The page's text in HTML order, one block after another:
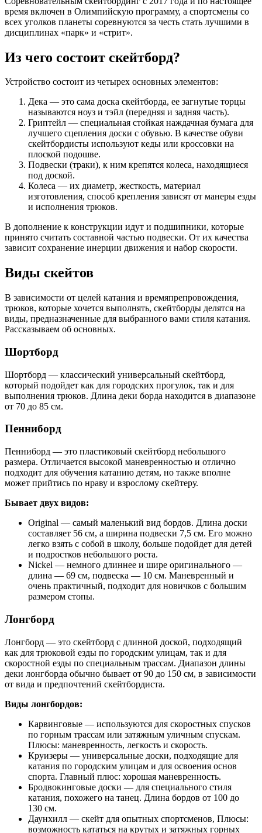
время включен в Олимпийскую программу, а спортсмены со
всех уголков планеты соревнуются за честь стать лучшими в
дисциплинах «парк» и «стрит».
Из чего состоит скейтборд?
Устройство состоит из четырех основных элементов:
Дека — это сама доска скейтборда, ее загнутые торцы
называются ноуз и тэйл (передняя и задняя часть).
Гриптейл — специальная стойкая наждачная бумага для
лучшего сцепления доски с обувью. В качестве обуви
скейтбордисты используют кеды или кроссовки на
плоской подошве.
Подвески (траки), к ним крепятся колеса, находящиеся
под доской.
Колеса — их диаметр, жесткость, материал
изготовления, способ крепления зависят от манеры езды
и исполнения трюков.
В дополнение к конструкции идут и подшипники, которые
принято считать составной частью подвески. От их качества
зависит сохранение инерции движения и набор скорости.
Виды скейтов
В зависимости от целей катания и времяпрепровождения,
трюков, которые хочется выполнять, скейтборды делятся на
виды, предназначенные для выбранного вами стиля катания.
Рассказываем об основных.
Шортборд
Шортборд — классический универсальный скейтборд,
который подойдет как для городских прогулок, так и для
выполнения трюков. Длина деки борда находится в диапазоне
от 70 до 85 см.
Пенниборд
Пенниборд — это пластиковый скейтборд небольшого
размера. Отличается высокой маневренностью и отлично
подходит для обучения катанию детям, но также вполне
может прийтись по нраву и взрослому скейтеру.
Бывает двух видов:
Original — самый маленький вид бордов. Длина доски
составляет 56 см, а ширина подвески 7,5 см. Его можно
легко взять с собой в школу, больше подойдет для детей
и подростков небольшого роста.
Nickel — немного длиннее и шире оригинального —
длина — 69 см, подвеска — 10 см. Маневренный и
очень практичный, подходит для новичков с большим
размером стопы.
Лонгборд
Лонгборд — это скейтборд с длинной доской, подходящий
как для трюковой езды по городским улицам, так и для
скоростной езды по специальным трассам. Диапазон длины
деки лонгборда обычно бывает от 90 до 150 см, в зависимости
от вида и предпочтений скейтбордиста.
Виды лонгбордов:
Карвинговые — используются для скоростных спусков
по горным трассам или затяжным уличным спускам.
Плюсы: маневренность, легкость и скорость.
Круизеры — универсальные доски, подходящие для
катания по городским улицам и для освоения основ
спорта. Главный плюс: хорошая маневренность.
Бродвокинговые доски — для специального стиля
катания, похожего на танец. Длина бордов от 100 до
130 см.
Даунхилл — скейт для опытных спортсменов, Плюсы:
возможность кататься на крутых и затяжных горных